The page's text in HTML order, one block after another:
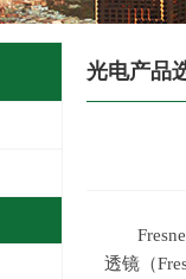
光电产品
透镜（